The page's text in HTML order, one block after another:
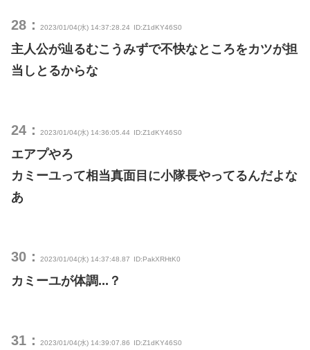
28： 2023/01/04(水) 14:37:28.24 ID:Z1dKY46S0
主人公が辿るむこうみずで不快なところをカツが担
当しとるからな
24： 2023/01/04(水) 14:36:05.44 ID:Z1dKY46S0
エアプやろ
カミーユって相当真面目に小隊長やってるんだよな
あ
30： 2023/01/04(水) 14:37:48.87 ID:PakXRHtK0
カミーユが体調...？
31： 2023/01/04(水) 14:39:07.86 ID:Z1dKY46S0